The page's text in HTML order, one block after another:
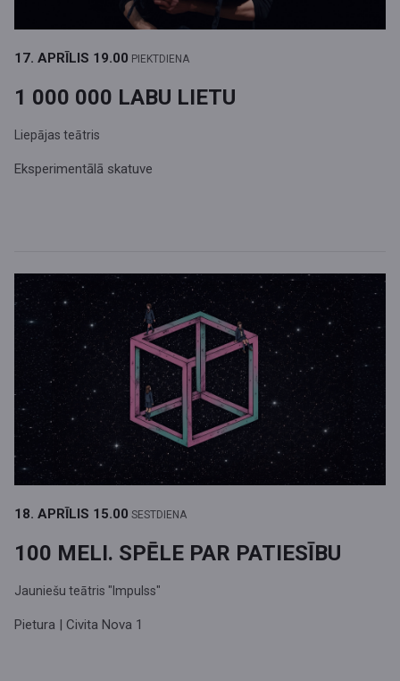
17. APRĪLIS 19.00 PIEKTDIENA
1 000 000 LABU LIETU
Liepājas teātris
Eksperimentālā skatuve
18. APRĪLIS 15.00 SESTDIENA
100 MELI. SPĒLE PAR PATIESĪBU
Jauniešu teātris "Impulss"
Pietura | Civita Nova 1